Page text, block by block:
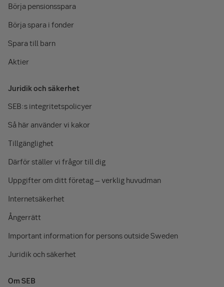
Börja pensionsspara
Börja spara i fonder
Spara till barn
Aktier
Juridik och säkerhet
SEB:s integritetspolicyer
Så här använder vi kakor
Tillgänglighet
Därför ställer vi frågor till dig
Uppgifter om ditt företag – verklig huvudman
Internetsäkerhet
Ångerrätt
Important information for persons outside Sweden
Juridik och säkerhet
Om SEB